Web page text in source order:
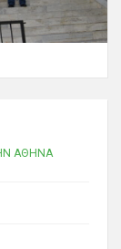
ΑΘΗΝΑ